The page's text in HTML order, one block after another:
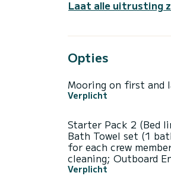
Laat alle uitrusting
Opties
Mooring on first and
Verplicht
Starter Pack 2 (Bed
Bath Towel set (1
for each crew
cleaning; Outboard
Verplicht